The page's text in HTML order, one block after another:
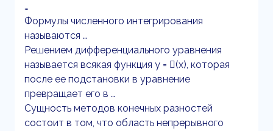
…
Формулы численного интегрирования
называются …
Решением дифференциального уравнения
называется всякая функция y = (x), которая
после ее подстановки в уравнение
превращает его в …
Сущность методов конечных разностей
состоит в том, что область непрерывного